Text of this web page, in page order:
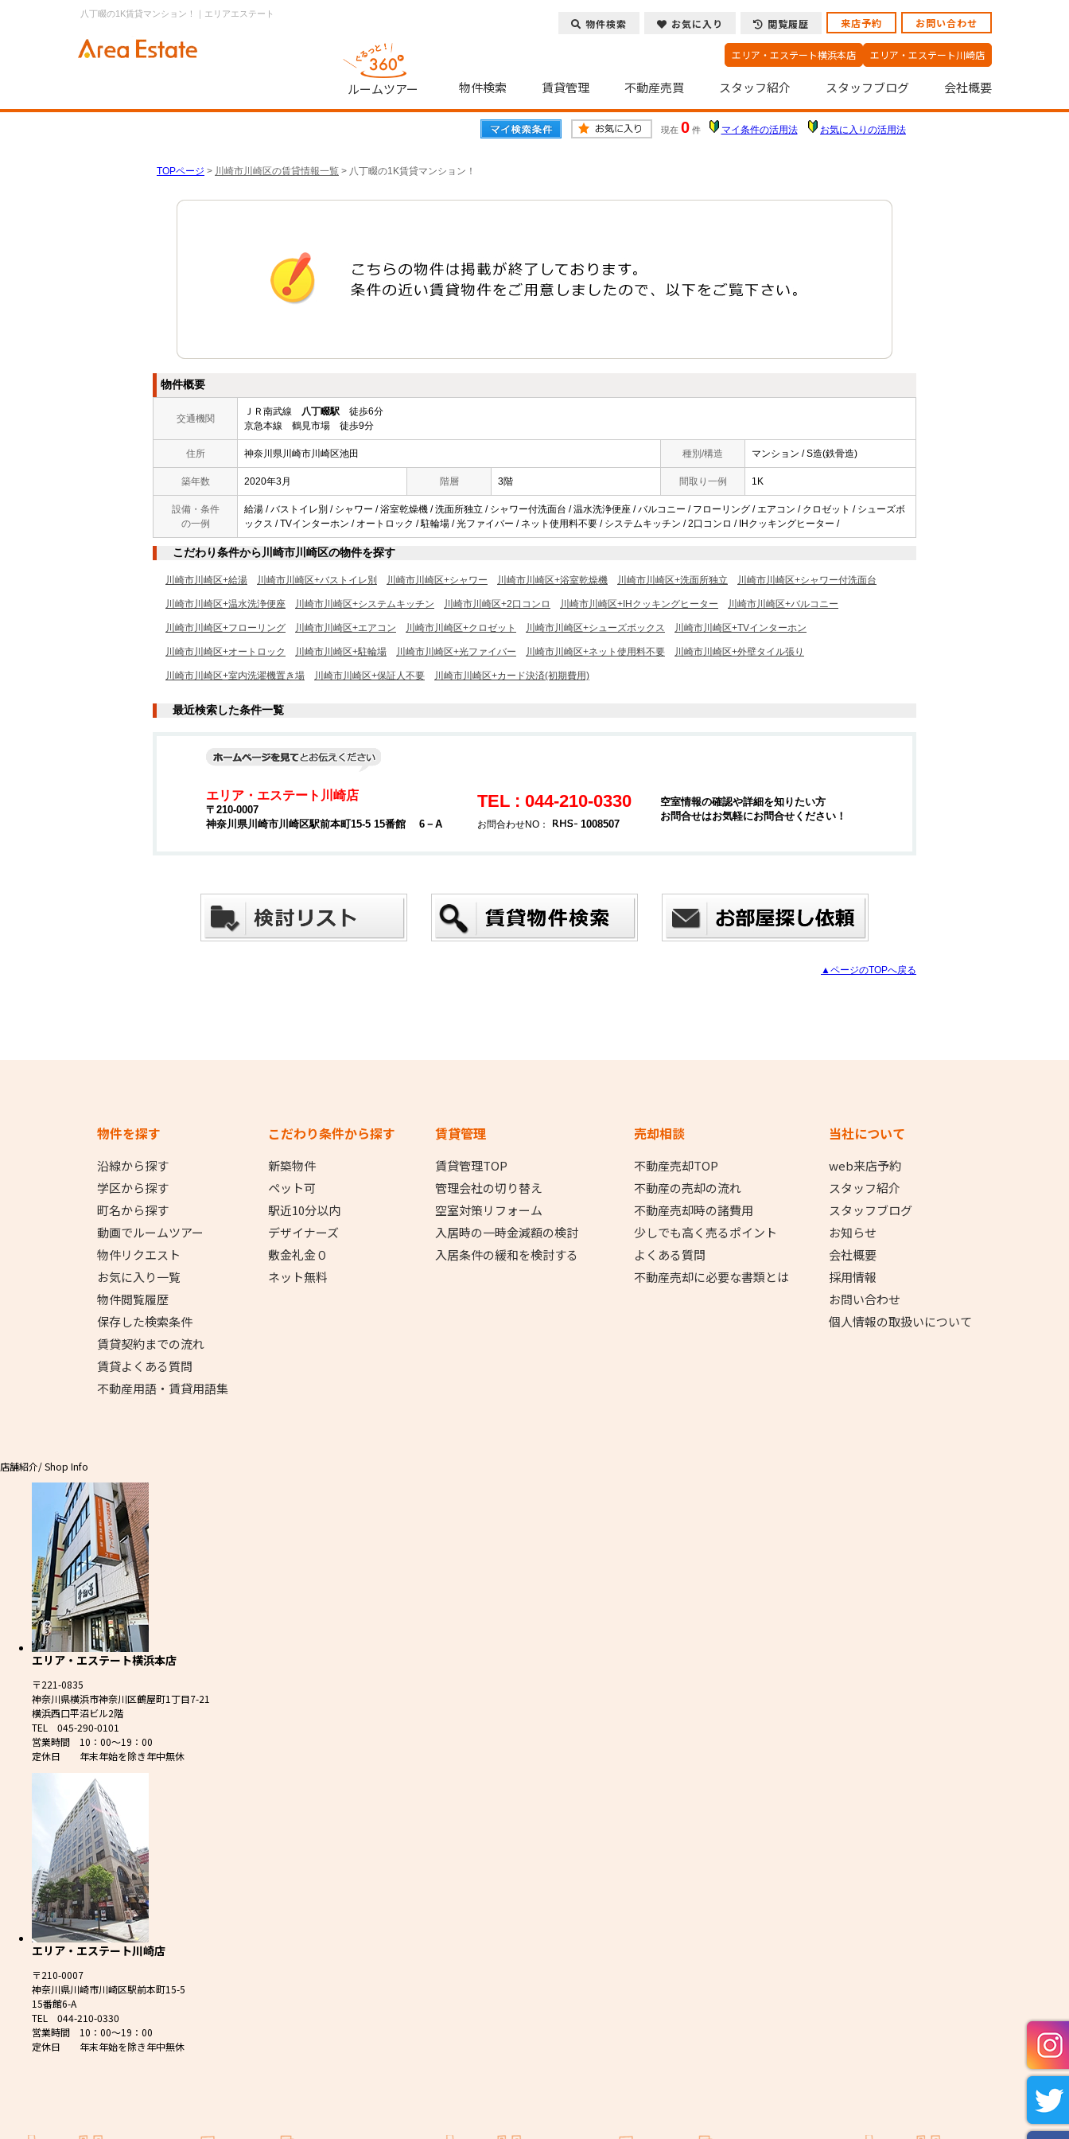
八丁畷の1K賃貸マンション！｜エリアエステート
物件検索 お気に入り 閲覧履歴 来店予約 お問い合わせ
エリア・エステート横浜本店 エリア・エステート川崎店
ルームツアー 物件検索 賃貸管理 不動産売買 スタッフ紹介 スタッフブログ 会社概要
現在 0 件 マイ条件の活用法 お気に入りの活用法
TOPページ > 川崎市川崎区の賃貸情報一覧 > 八丁畷の1K賃貸マンション！
物件概要
交通機関
ＪＲ南武線 八丁畷駅 徒歩6分
京急本線 鶴見市場 徒歩9分
住所 神奈川県川崎市川崎区池田 種別/構造 マンション / S造(鉄骨造)
築年数 2020年3月 階層 3階 間取り一例 1K
設備・条件
の一例
給湯 / バストイレ別 / シャワー / 浴室乾燥機 / 洗面所独立 / シャワー付洗面台 / 温水洗浄便座 / バルコニー / フローリング / エアコン / クロゼット / シューズボ
ックス / TVインターホン / オートロック / 駐輪場 / 光ファイバー / ネット使用料不要 / システムキッチン / 2口コンロ / IHクッキングヒーター /
こだわり条件から川崎市川崎区の物件を探す
川崎市川崎区+給湯 川崎市川崎区+バストイレ別 川崎市川崎区+シャワー 川崎市川崎区+浴室乾燥機 川崎市川崎区+洗面所独立 川崎市川崎区+シャワー付洗面台
川崎市川崎区+温水洗浄便座 川崎市川崎区+システムキッチン 川崎市川崎区+2口コンロ 川崎市川崎区+IHクッキングヒーター 川崎市川崎区+バルコニー
川崎市川崎区+フローリング 川崎市川崎区+エアコン 川崎市川崎区+クロゼット 川崎市川崎区+シューズボックス 川崎市川崎区+TVインターホン
川崎市川崎区+オートロック 川崎市川崎区+駐輪場 川崎市川崎区+光ファイバー 川崎市川崎区+ネット使用料不要 川崎市川崎区+外壁タイル張り
川崎市川崎区+室内洗濯機置き場 川崎市川崎区+保証人不要 川崎市川崎区+カード決済(初期費用)
最近検索した条件一覧
エリア・エステート川崎店
〒210-0007
神奈川県川崎市川崎区駅前本町15-5 15番館 6－A
TEL : 044-210-0330
お問合わせNO： 1008507
空室情報の確認や詳細を知りたい方
お問合せはお気軽にお問合せください！
▲ページのTOPへ戻る
物件を探す
沿線から探す
学区から探す
町名から探す
動画でルームツアー
物件リクエスト
お気に入り一覧
物件閲覧履歴
保存した検索条件
賃貸契約までの流れ
賃貸よくある質問
不動産用語・賃貸用語集
こだわり条件から探す
新築物件
ペット可
駅近10分以内
デザイナーズ
敷金礼金０
ネット無料
賃貸管理
賃貸管理TOP
管理会社の切り替え
空室対策リフォーム
入居時の一時金減額の検討
入居条件の緩和を検討する
売却相談
不動産売却TOP
不動産の売却の流れ
不動産売却時の諸費用
少しでも高く売るポイント
よくある質問
不動産売却に必要な書類とは
当社について
web来店予約
スタッフ紹介
スタッフブログ
お知らせ
会社概要
採用情報
お問い合わせ
個人情報の取扱いについて
店舗紹介/ Shop Info
エリア・エステート横浜本店
〒221-0835
神奈川県横浜市神奈川区鶴屋町1丁目7-21
横浜西口平沼ビル2階
TEL 045-290-0101
営業時間 10：00～19：00
定休日 年末年始を除き年中無休
エリア・エステート川崎店
〒210-0007
神奈川県川崎市川崎区駅前本町15-5
15番館6-A
TEL 044-210-0330
営業時間 10：00～19：00
定休日 年末年始を除き年中無休